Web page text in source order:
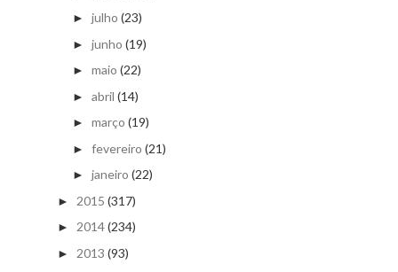
► julho (23)
► junho (19)
► maio (22)
► abril (14)
► março (19)
► fevereiro (21)
► janeiro (22)
► 2015 (317)
► 2014(234)
► 2013 (93)